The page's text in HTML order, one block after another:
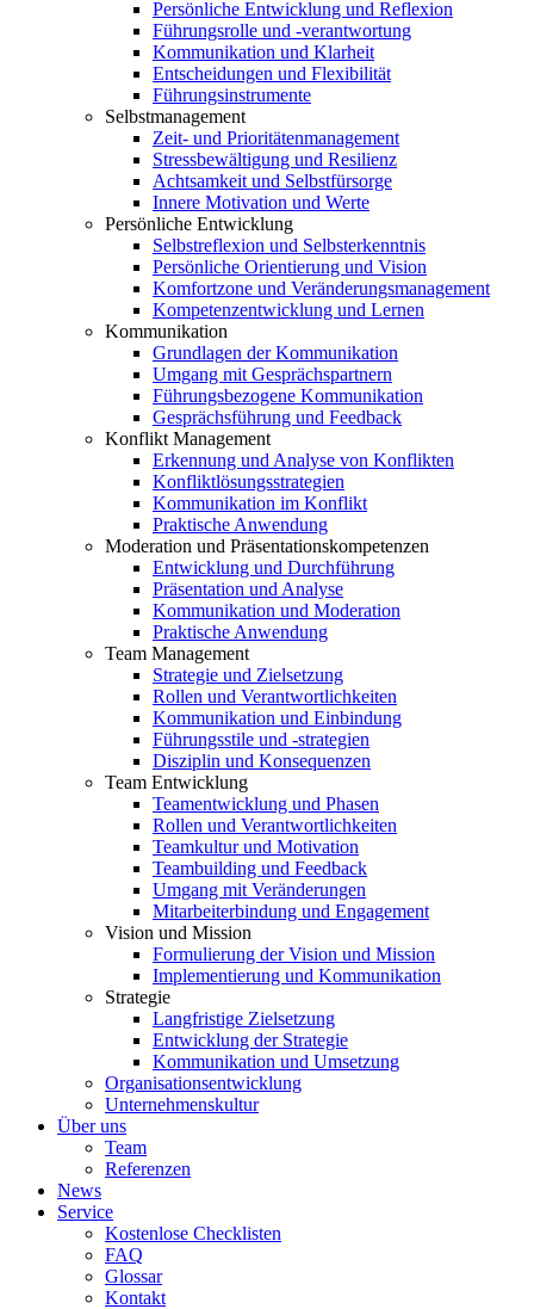
Persönliche Entwicklung und Reflexion
Führungsrolle und -verantwortung
Kommunikation und Klarheit
Entscheidungen und Flexibilität
Führungsinstrumente
Selbstmanagement
Zeit- und Prioritätenmanagement
Stressbewältigung und Resilienz
Achtsamkeit und Selbstfürsorge
Innere Motivation und Werte
Persönliche Entwicklung
Selbstreflexion und Selbsterkenntnis
Persönliche Orientierung und Vision
Komfortzone und Veränderungsmanagement
Kompetenzentwicklung und Lernen
Kommunikation
Grundlagen der Kommunikation
Umgang mit Gesprächspartnern
Führungsbezogene Kommunikation
Gesprächsführung und Feedback
Konflikt Management
Erkennung und Analyse von Konflikten
Konfliktlösungsstrategien
Kommunikation im Konflikt
Praktische Anwendung
Moderation und Präsentationskompetenzen
Entwicklung und Durchführung
Präsentation und Analyse
Kommunikation und Moderation
Praktische Anwendung
Team Management
Strategie und Zielsetzung
Rollen und Verantwortlichkeiten
Kommunikation und Einbindung
Führungsstile und -strategien
Disziplin und Konsequenzen
Team Entwicklung
Teamentwicklung und Phasen
Rollen und Verantwortlichkeiten
Teamkultur und Motivation
Teambuilding und Feedback
Umgang mit Veränderungen
Mitarbeiterbindung und Engagement
Vision und Mission
Formulierung der Vision und Mission
Implementierung und Kommunikation
Strategie
Langfristige Zielsetzung
Entwicklung der Strategie
Kommunikation und Umsetzung
Organisationsentwicklung
Unternehmenskultur
Über uns
Team
Referenzen
News
Service
Kostenlose Checklisten
FAQ
Glossar
Kontakt